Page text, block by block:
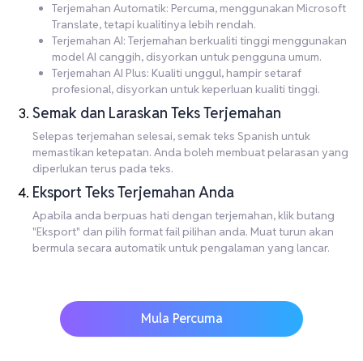
Terjemahan Automatik: Percuma, menggunakan Microsoft
Translate, tetapi kualitinya lebih rendah.
Terjemahan AI: Terjemahan berkualiti tinggi menggunakan
model AI canggih, disyorkan untuk pengguna umum.
Terjemahan AI Plus: Kualiti unggul, hampir setaraf
profesional, disyorkan untuk keperluan kualiti tinggi.
Semak dan Laraskan Teks Terjemahan
Selepas terjemahan selesai, semak teks Spanish untuk
memastikan ketepatan. Anda boleh membuat pelarasan yang
diperlukan terus pada teks.
Eksport Teks Terjemahan Anda
Apabila anda berpuas hati dengan terjemahan, klik butang
"Eksport" dan pilih format fail pilihan anda. Muat turun akan
bermula secara automatik untuk pengalaman yang lancar.
Mula Percuma